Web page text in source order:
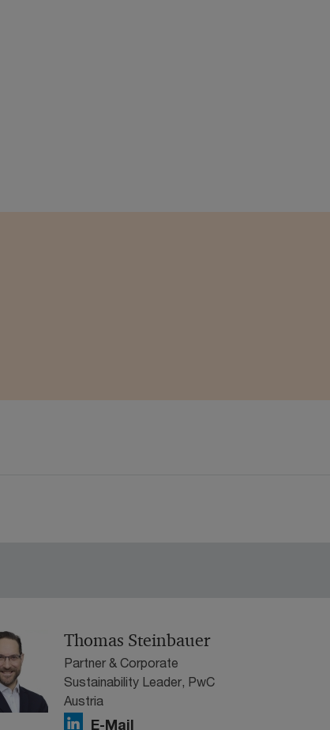
Thomas Steinbauer
Partner & Corporate
Sustainability Leader, PwC
Austria
E-Mail